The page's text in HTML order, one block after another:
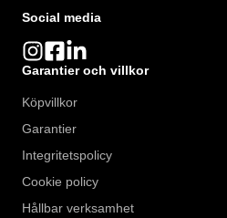
Social media
Garantier och villkor
Köpvillkor
Garantier
Integritetspolicy
Cookie policy
Hållbar verksamhet